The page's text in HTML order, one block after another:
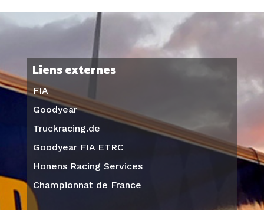
Liens externes
FIA
Goodyear
Truckracing.de
Goodyear FIA ETRC
Honens Racing Services
Championnat de France